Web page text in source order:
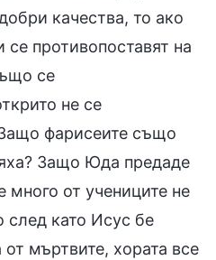
качества, то ако
се противопоставят на
се
не се
фарисеите също
Защо Юда предаде
от учениците не
след като Исус бе
мъртвите, хората все